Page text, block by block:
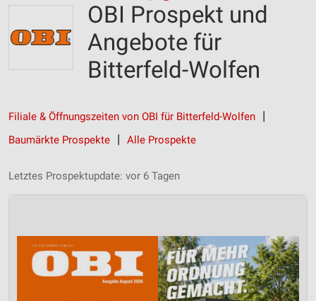
OBI Prospekt und
Angebote für
Bitterfeld-Wolfen
Filiale & Öffnungszeiten von OBI für Bitterfeld-Wolfen
Baumärkte Prospekte
Alle Prospekte
Letztes Prospektupdate: vor 6 Tagen